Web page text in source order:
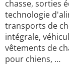
chasse, sorties
technologie
transports de
intégrale,
vêtements de
pour chiens, …